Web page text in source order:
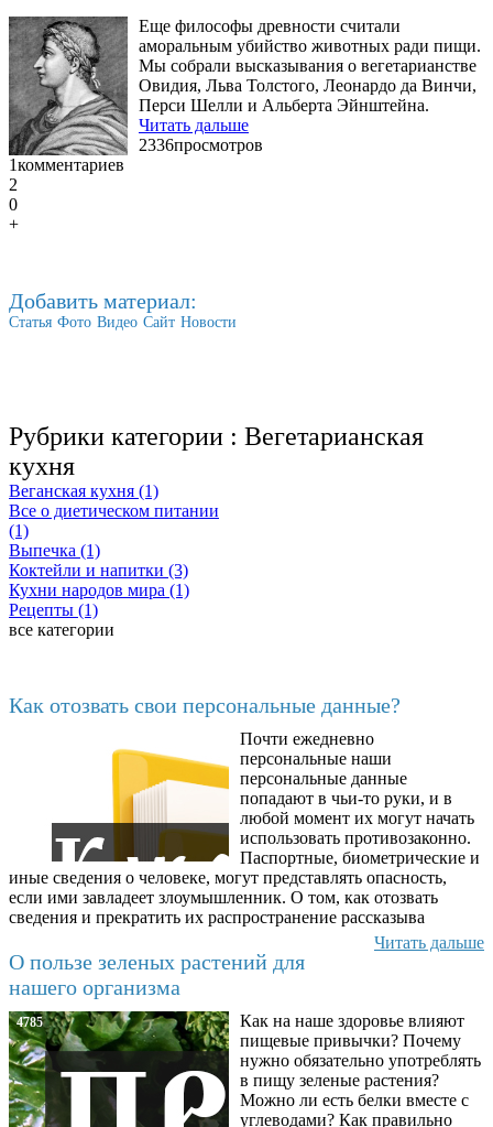
Еще философы древности считали
аморальным убийство животных ради пищи.
Мы собрали высказывания о вегетарианстве
Овидия, Льва Толстого, Леонардо да Винчи,
Перси Шелли и Альберта Эйнштейна.
Читать дальше
2336просмотров
1комментариев
2
0
+
Добавить материал:
Статья Фото Видео Сайт Новости
Рубрики категории : Вегетарианская
кухня
Веганская кухня (1)
Все о диетическом питании
(1)
Выпечка (1)
Коктейли и напитки (3)
Кухни народов мира (1)
Рецепты (1)
все категории
Как отозвать свои персональные данные?
Почти ежедневно
персональные наши
персональные данные
попадают в чьи-то руки, и в
любой момент их могут начать
использовать противозаконно.
Паспортные, биометрические и
иные сведения о человеке, могут представлять опасность,
если ими завладеет злоумышленник. О том, как отозвать
сведения и прекратить их распространение рассказыва
Читать дальше
О пользе зеленых растений для
нашего организма
4785
Как на наше здоровье влияют
пищевые привычки? Почему
нужно обязательно употреблять
в пищу зеленые растения?
Можно ли есть белки вместе с
углеводами? Как правильно